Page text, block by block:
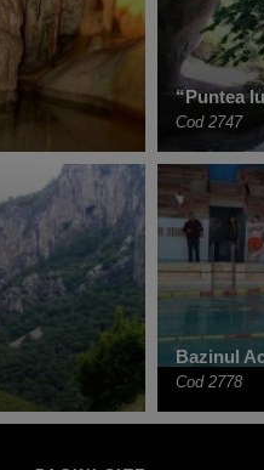
“Puntea
Cod 2747
Bazinul
Cod 2778